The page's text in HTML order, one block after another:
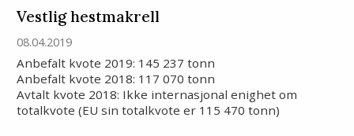
Vestlig hestmakrell
08.04.2019
Anbefalt kvote 2019: 145 237 tonn
Anbefalt kvote 2018: 117 070 tonn
Avtalt kvote 2018: Ikke internasjonal enighet om
totalkvote (EU sin totalkvote er 115 470 tonn)